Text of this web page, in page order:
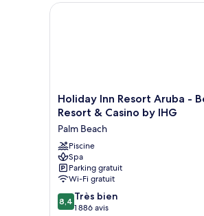
Suite,
Holiday
Inn
Aruba
-
Beach
Resort
&
Casino
by
Holiday Inn Resort Aruba -
Resort & Casino by IHG
Palm Beach
Piscine
Spa
Parking gratuit
Wi-Fi gratuit
8.4
sur
8,4 Très bien
1 886 avis
Holiday Inn Resort Aruba -